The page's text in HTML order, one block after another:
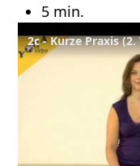
5 min.